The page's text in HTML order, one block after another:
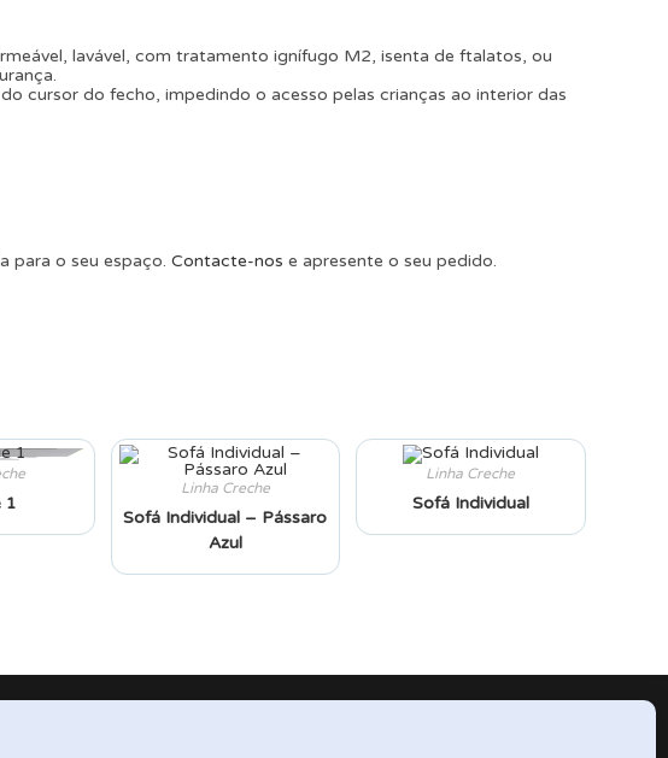
lavável, com tratamento ignífugo M2, isenta de ftalatos, ou
cursor do fecho, impedindo o acesso pelas crianças ao interior das
para o seu espaço. Contacte-nos e apresente o seu pedido.
1
Linha Creche
Sofá Individual – Pássaro
Azul
Linha Creche
Sofá Individual